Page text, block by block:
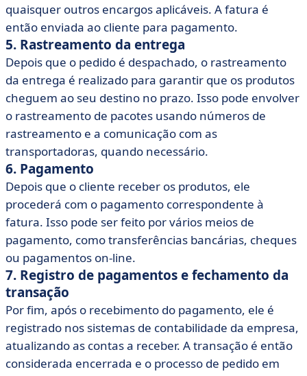
quaisquer outros encargos aplicáveis. A fatura é
então enviada ao cliente para pagamento.
5. Rastreamento da entrega
Depois que o pedido é despachado, o rastreamento
da entrega é realizado para garantir que os produtos
cheguem ao seu destino no prazo. Isso pode envolver
o rastreamento de pacotes usando números de
rastreamento e a comunicação com as
transportadoras, quando necessário.
6. Pagamento
Depois que o cliente receber os produtos, ele
procederá com o pagamento correspondente à
fatura. Isso pode ser feito por vários meios de
pagamento, como transferências bancárias, cheques
ou pagamentos on-line.
7. Registro de pagamentos e fechamento da
transação
Por fim, após o recebimento do pagamento, ele é
registrado nos sistemas de contabilidade da empresa,
atualizando as contas a receber. A transação é então
considerada encerrada e o processo de pedido em